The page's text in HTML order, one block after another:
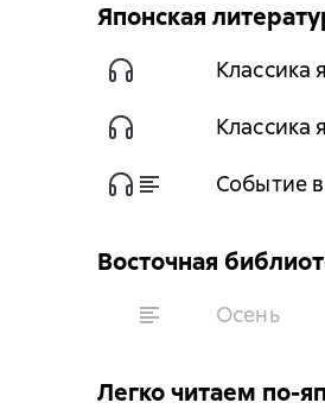
Японская
Классика
Классика
Событие
Восточная
Осень
Легко читаем по-